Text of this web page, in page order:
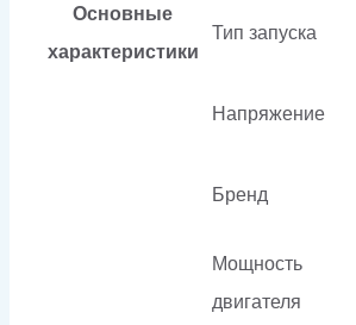
Основные
характеристики
Тип запуска
Напряжение
Бренд
Мощность
двигателя